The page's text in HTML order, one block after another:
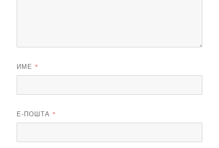
ИМЕ *
Е-ПОШТА *